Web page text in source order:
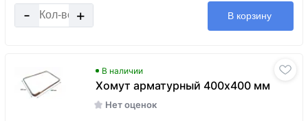
- + В корзину
В наличии
Хомут арматурный 400x400 мм
Нет оценок